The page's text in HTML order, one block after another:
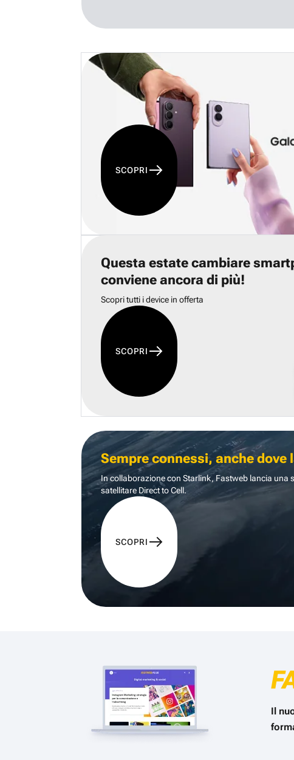
SCOPRI
Questa estate cambiare
conviene ancora di più!
Scopri tutti i device in offerta
SCOPRI
Sempre connessi, anche dove
In collaborazione con Starlink, Fastweb lancia una
satellitare Direct to Cell.
SCOPRI
Il